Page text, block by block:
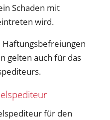
Schaden mit
wird.
gelten auch für das
für den